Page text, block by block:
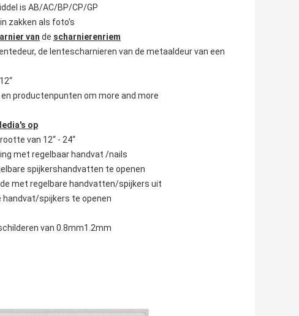
is AB/AC/BP/CP/GP
zakken als foto's
van de scharnierenriem
de lentescharnieren van de metaaldeur van een
productenpunten om more and more
op
van 12“ - 24“
met regelbaar handvat /nails
spijkershandvatten te openen
met regelbare handvatten/spijkers uit
handvat/spijkers te openen
van 0.8mm1.2mm